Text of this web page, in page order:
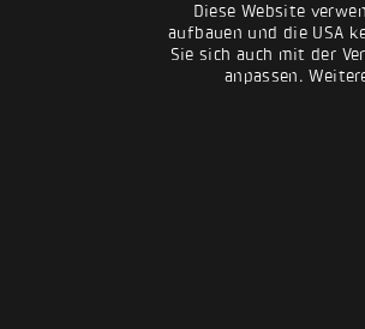
Diese Website
aufbauen und die USA
Sie sich auch mit der
anpassen.